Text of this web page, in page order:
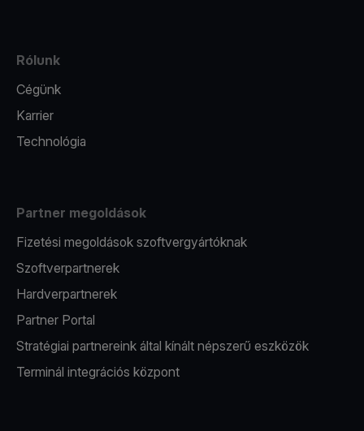
Rólunk
Cégünk
Karrier
Technológia
Partner megoldások
Fizetési megoldások szoftvergyártóknak
Szoftverpartnerek
Hardverpartnerek
Partner Portal
Stratégiai partnereink által kínált népszerű eszközök
Terminál integrációs központ